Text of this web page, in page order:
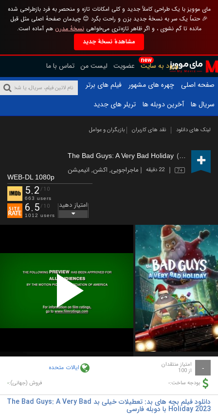
مای موویز با یک طراحی کاملاً جدید و کلی امکانات تازه و منحصر به فرد بازطراحی شده
🎉 حتماً یک سر به نسخهٔ جدید بزن و راحت بگرد 😊 چیدمان صفحهٔ اصلی مثل قبل
مانده تا گم نشوی ، و اگر ظاهر تازه‌تری می‌خواهینسخهٔ مدرن هم آماده است.
مشاهدهٔ نسخهٔ جدید
new
ورود به سایت عضویت لیست من تماس با ما
صفحه اصلی
چهره های مشهور
فیلم های برتر
سریال ها
آخرین دوبله ها تریلر های جدید
لینک های دانلود نقد های کاربران بازیگران و عوامل
The Bad Guys: A Very Bad Holiday (2023)
7+ 22 دقیقه ماجراجویی, اکشن, انیمیشن
WEB-DL 1080p
5.2 /10
663 users
6.5/10
1012 users
امتیاز دهید
Play
Video
- امتیاز منتقدان
از 100 ایالات متحده
بودجه ساخت:- فروش (جهانی):-
دانلود فیلم بچه های بد: تعطیلات خیلی بد The Bad Guys: A Very Bad
Holiday 2023 با دوبله فارسی